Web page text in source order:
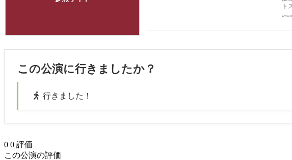
ト
この公演に行きましたか？
行きました！
0 0 評価
この公演の評価